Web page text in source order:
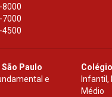
8000
7000
4500
Paulo
e
Infantil,
Médio